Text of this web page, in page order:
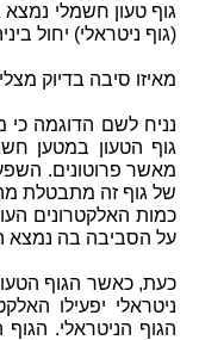
גוף טעון חשמלי
(גוף ניטראלי) יחול
מאיזו סיבה בדיוק
נניח לשם הדוגמה כי
גוף הטעון במטען
מאשר פרוטונים.
של גוף זה מתבטלת
כמות האלקטרונים
על הסביבה בה נמצא
כעת, כאשר הגוף
ניטראלי יפעילו
הגוף הניטראלי.